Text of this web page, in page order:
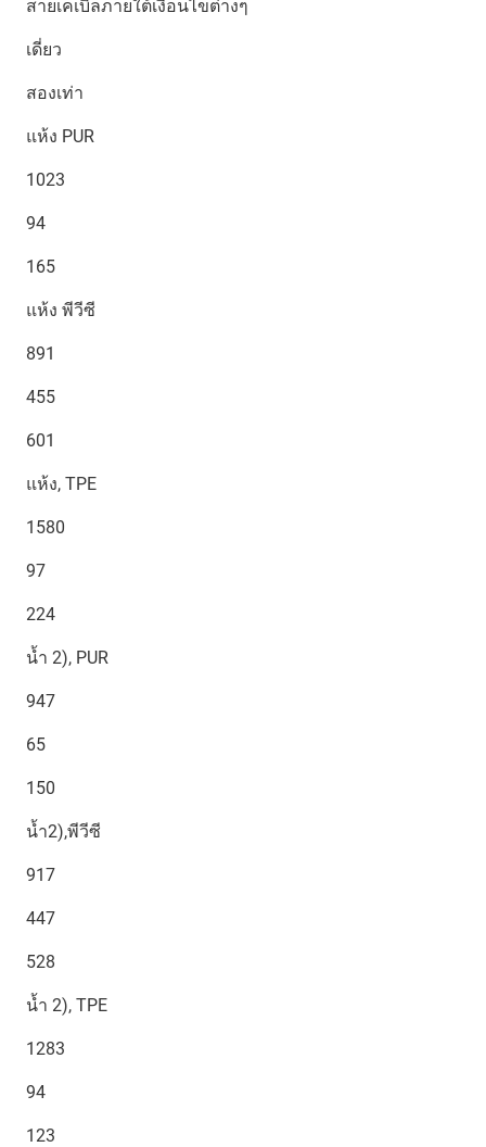
สายเคเบิลภายใต้เงื่อนไขต่างๆ
เดี่ยว
สองเท่า
แห้ง PUR
1023
94
165
แห้ง พีวีซี
891
455
601
แห้ง, TPE
1580
97
224
น้ำ 2), PUR
947
65
150
น้ำ2),พีวีซี
917
447
528
น้ำ 2), TPE
1283
94
123